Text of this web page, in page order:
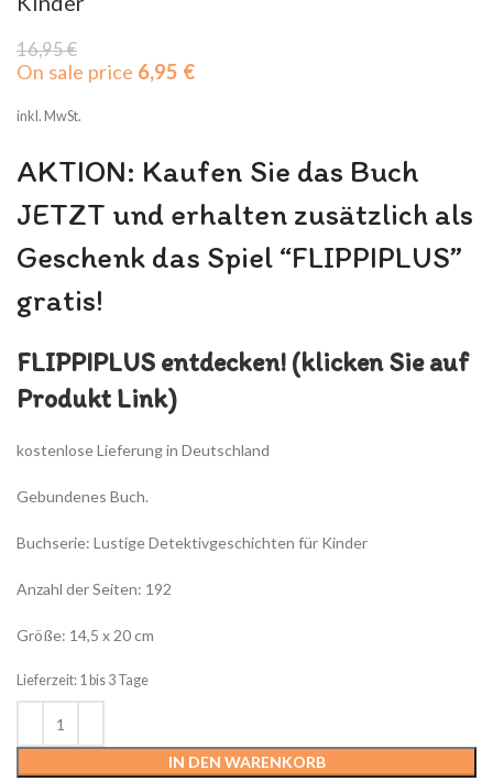
16,95€
On sale price 6,95 €
inkl. MwSt.
AKTION: Kaufen Sie das Buch
JETZT und erhalten zusätzlich als
Geschenk das Spiel “FLIPPIPLUS”
gratis!
FLIPPIPLUS entdecken! (klicken Sie auf
Produkt Link)
kostenlose Lieferung in Deutschland
Gebundenes Buch.
Buchserie: Lustige Detektivgeschichten für Kinder
Anzahl der Seiten: 192
Größe: 14,5 x 20 cm
Lieferzeit: 1 bis 3 Tage
IN DEN WARENKORB